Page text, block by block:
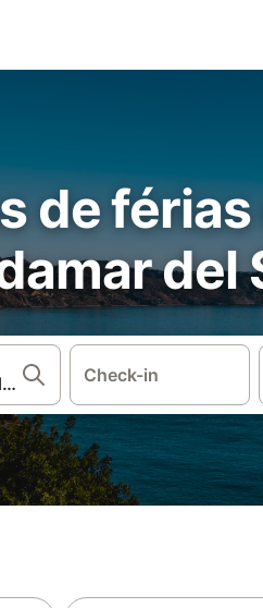
de
del
Check-in